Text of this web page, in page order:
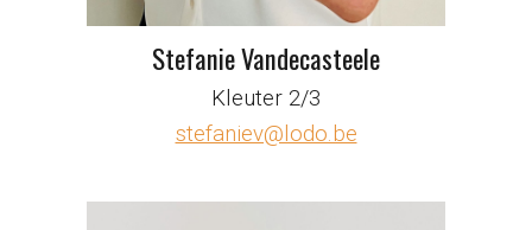
Stefanie Vandecasteele
Kleuter 2/3
stefaniev@lodo.be